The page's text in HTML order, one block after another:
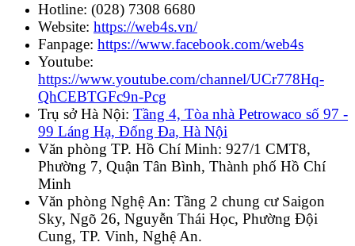
Hotline: (028) 7308 6680
Website: https://web4s.vn/
Fanpage: https://www.facebook.com/web4s
Youtube:
https://www.youtube.com/channel/UCr778Hq-
QhCEBTGFc9n-Pcg
Trụ sở Hà Nội: Tầng 4, Tòa nhà Petrowaco số 97 -
99 Láng Hạ, Đống Đa, Hà Nội
Văn phòng TP. Hồ Chí Minh: 927/1 CMT8,
Phường 7, Quận Tân Bình, Thành phố Hồ Chí
Minh
Văn phòng Nghệ An: Tầng 2 chung cư Saigon
Sky, Ngõ 26, Nguyễn Thái Học, Phường Đội
Cung, TP. Vinh, Nghệ An.